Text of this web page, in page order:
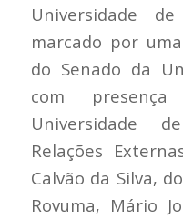
Universidade
marcado por
do Senado da
com
Universidade
Relações
Calvão da Silva,
Rovuma, Mário